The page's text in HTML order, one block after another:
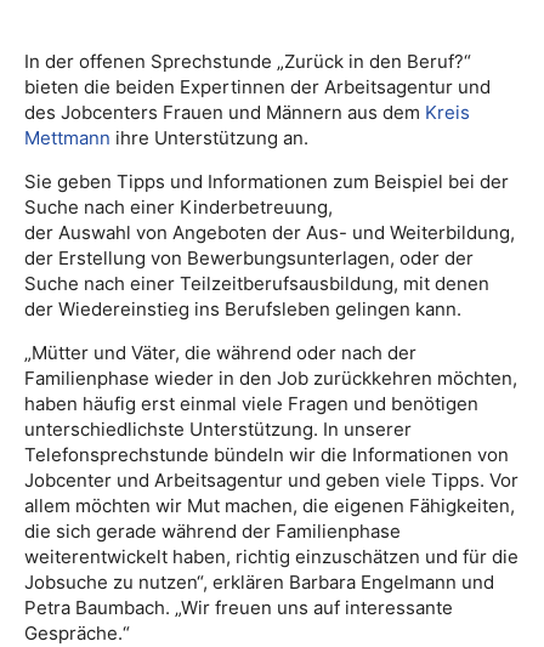
In der offenen Sprechstunde „Zurück in den Beruf?“
bieten die beiden Expertinnen der Arbeitsagentur und
des Jobcenters Frauen und Männern aus dem Kreis
Mettmann ihre Unterstützung an.
Sie geben Tipps und Informationen zum Beispiel bei der
Suche nach einer Kinderbetreuung,
der Auswahl von Angeboten der Aus- und Weiterbildung,
der Erstellung von Bewerbungsunterlagen, oder der
Suche nach einer Teilzeitberufsausbildung, mit denen
der Wiedereinstieg ins Berufsleben gelingen kann.
„Mütter und Väter, die während oder nach der
Familienphase wieder in den Job zurückkehren möchten,
haben häufig erst einmal viele Fragen und benötigen
unterschiedlichste Unterstützung. In unserer
Telefonsprechstunde bündeln wir die Informationen von
Jobcenter und Arbeitsagentur und geben viele Tipps. Vor
allem möchten wir Mut machen, die eigenen Fähigkeiten,
die sich gerade während der Familienphase
weiterentwickelt haben, richtig einzuschätzen und für die
Jobsuche zu nutzen“, erklären Barbara Engelmann und
Petra Baumbach. „Wir freuen uns auf interessante
Gespräche.“